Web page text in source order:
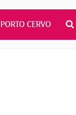
PORTO CERVO